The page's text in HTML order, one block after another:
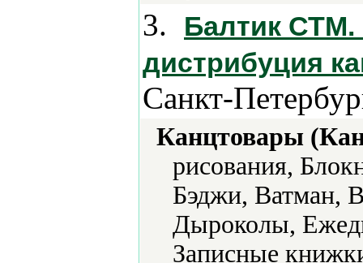
3.
Балтик СТМ.
дистрибуция
Санкт-
Канцтовары
рисования,
Бэджи, Ватман,
Дыроколы,
Записные